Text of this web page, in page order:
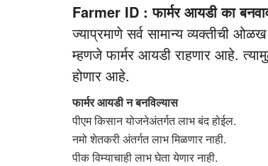
Farmer ID : फार्मर आयडी का
ज्याप्रमाणे सर्व सामान्य व्यक्तीची
म्हणजे फार्मर आयडी राहणार आहे.
होणार आहे.
फार्मर आयडी न बनविल्यास
पीएम किसान योजनेअंतर्गत लाभ बंद होईल.
नमो शेतकरी अंतर्गत लाभ मिळणार नाही.
पीक विम्याचाही लाभ घेता येणार नाही.